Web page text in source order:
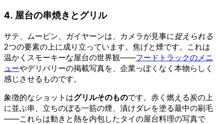
4. 屋台の串焼きとグリル
サテ、ムーピン、ガイヤーンは、カメラが見事に捉えられる
2つの要素の上に成り立っています。焦げと煙です。これは
温かくスモーキーな屋台の世界観——フードトラックのメニ
ューやデリバリーの掲載写真を、企業っぽくなく本物らしく
感じさせるものです。
象徴的なショットはグリルそのものです。赤く燃える炭の上
に並ぶ串、立ちのぼる一筋の煙、漬けダレを塗る最中の刷毛
——これらは動きと熱を内包したタイの屋台料理の写真で